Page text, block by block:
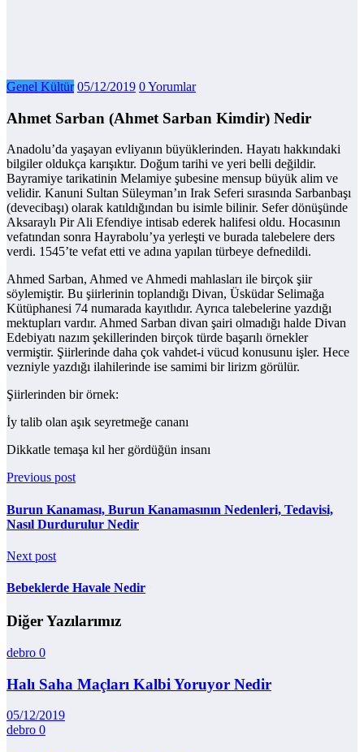
Genel Kültür 05/12/2019 0 Yorumlar
Ahmet Sarban (Ahmet Sarban Kimdir) Nedir
Anadolu’da yaşayan evliyanın büyüklerinden. Hayatı hakkındaki
bilgiler oldukça karışıktır. Doğum tarihi ve yeri belli değildir.
Bayramiye tarikatinin Melamiye şubesine mensup büyük alim ve
velidir. Kanuni Sultan Süleyman’ın Irak Seferi sırasında Sarbanbaşı
(devecibaşı) olarak katıldığından bu isimle bilinir. Sefer dönüşünde
Aksaraylı Pir Ali Efendiye intisab ederek halifesi oldu. Hocasının
vefatından sonra Hayrabolu’ya yerleşti ve burada talebelere ders
verdi. 1545’te vefat etti ve adına yapılan türbeye defnedildi.
Ahmed Sarban, Ahmed ve Ahmedi mahlasları ile birçok şiir
söylemiştir. Bu şiirlerinin toplandığı Divan, Üsküdar Selimağa
Kütüphanesi 74 numarada kayıtlıdır. Ayrıca talebelerine yazdığı
mektupları vardır. Ahmed Sarban divan şairi olmadığı halde Divan
Edebiyatı nazım şekillerinden birçok türde başarılı örnekler
vermiştir. Şiirlerinde daha çok vahdet-i vücud konusunu işler. Hece
vezniyle yazdığı ilahilerinde ise samimi bir lirizm görülür.
Şiirlerinden bir örnek:
İy talib olan aşık seyretmeğe cananı
Dikkatle temaşa kıl her gördüğün insanı
Previous post
Burun Kanaması, Burun Kanamasının Nedenleri, Tedavisi,
Nasıl Durdurulur Nedir
Next post
Bebeklerde Havale Nedir
Diğer Yazılarımız
debro 0
Halı Saha Maçları Kalbi Yoruyor Nedir
05/12/2019
debro 0